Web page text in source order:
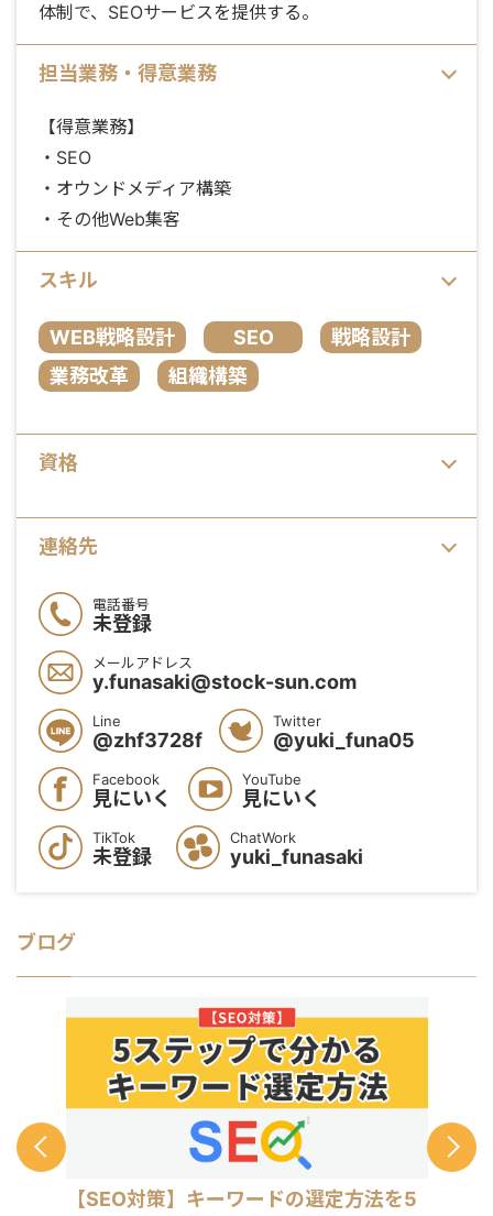
体制で、SEOサービスを提供する。
担当業務・得意業務
【得意業務】
・SEO
・オウンドメディア構築
・その他Web集客
スキル
WEB戦略設計 SEO
戦略設計
業務改革
組織構築
資格
連絡先
電話番号
未登録
メールアドレス
y.funasaki@stock-sun.com
Line
@zhf3728f
Twitter
@yuki_funa05
Facebook
見にいく
YouTube
見にいく
TikTok
未登録
ChatWork
yuki_funasaki
ブログ
【SEO対策】キーワードの選定方法を5